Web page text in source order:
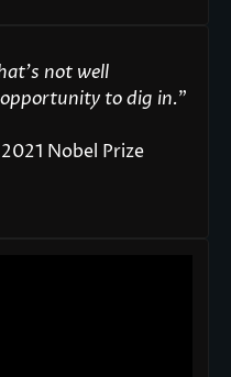
not well
to dig in."
Nobel Prize